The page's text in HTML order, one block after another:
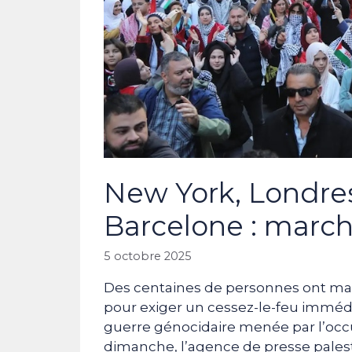
New York,
Barcelone :
5 octobre 2025
Des centaines de personnes ont
pour exiger un cessez-le-feu
guerre génocidaire menée par
dimanche, l’agence de presse